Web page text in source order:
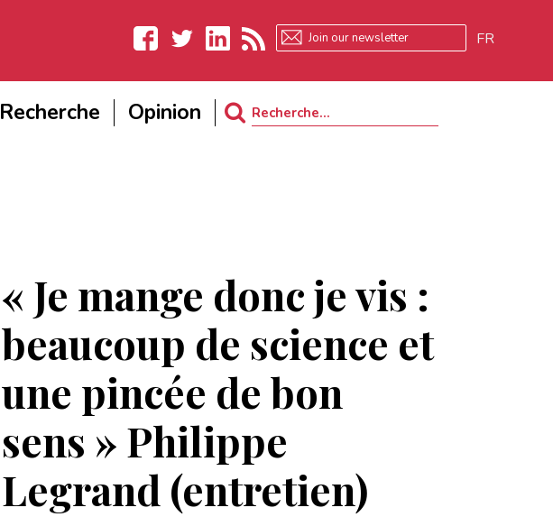
LinkedIn
FR
Recherche Opinion
Search
« Je mange donc je vis :
beaucoup de science et
une pincée de bon
sens » Philippe
Legrand (entretien)